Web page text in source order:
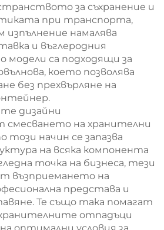
за съхранение и
при транспорта,
намалява
и въглеродния
модели са подходящи за
което позволява
без прехвърляне на
дизайни
на хранителни
този начин се запазва
на всяка компонента
точка на бизнеса, тези
възприемането на
представа и
Те също така помагат
хранителните отпадъци